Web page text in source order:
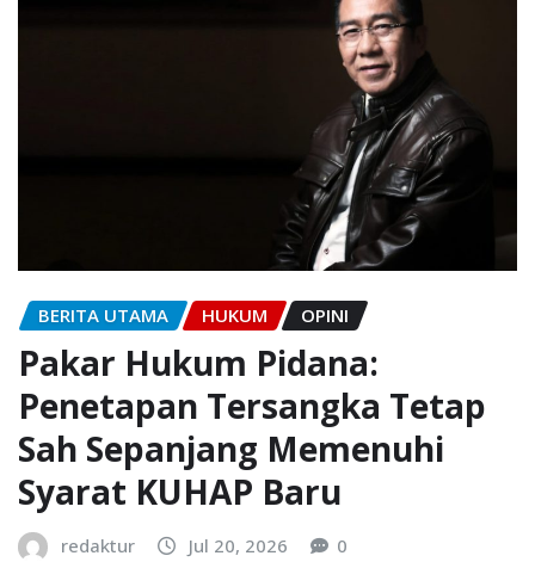
BERITA UTAMA HUKUM OPINI
Pakar Hukum Pidana:
Penetapan Tersangka Tetap
Sah Sepanjang Memenuhi
Syarat KUHAP Baru
redaktur Jul 20, 2026 0